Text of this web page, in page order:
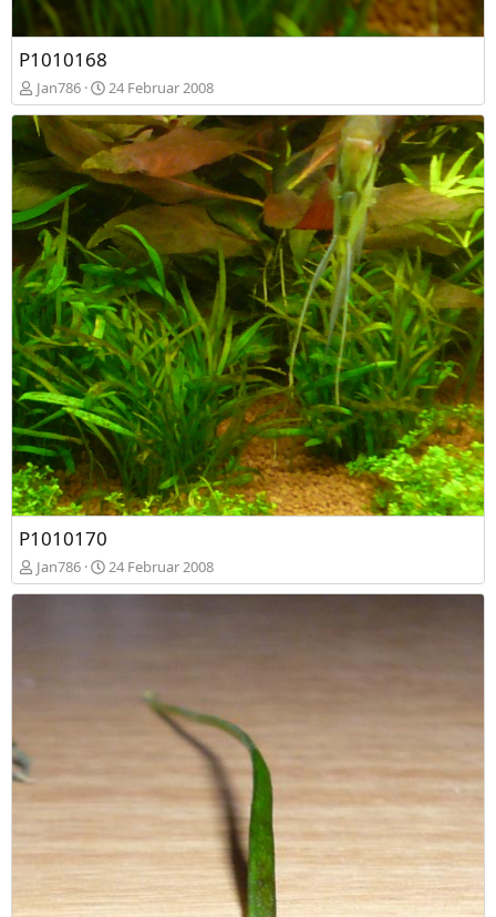
P1010168
Jan786 24 Februar 2008
P1010170
Jan786 24 Februar 2008